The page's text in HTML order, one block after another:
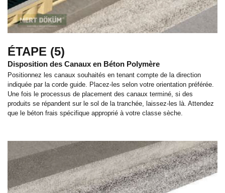
ÉTAPE (5)
Disposition des Canaux en Béton Polymère
Positionnez les canaux souhaités en tenant compte de la direction
indiquée par la corde guide. Placez-les selon votre orientation préférée.
Une fois le processus de placement des canaux terminé, si des
produits se répandent sur le sol de la tranchée, laissez-les là. Attendez
que le béton frais spécifique approprié à votre classe sèche.